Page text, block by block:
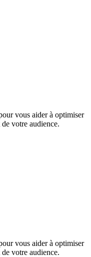
vous aider à optimiser
votre audience.
vous aider à optimiser
votre audience.